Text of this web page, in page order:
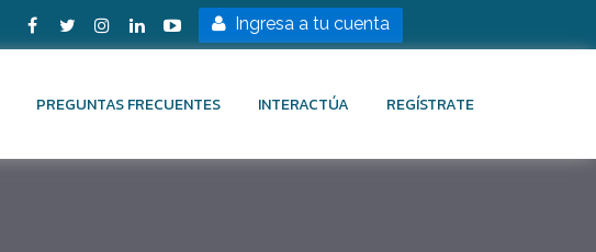
Ingresa a tu cuenta
PREGUNTAS FRECUENTES INTERACTÚA REGÍSTRATE